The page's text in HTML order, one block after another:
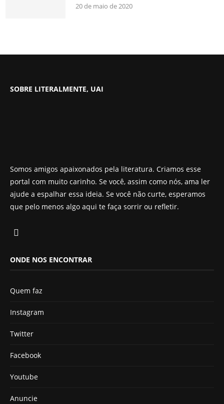
20 de maio de 2020
SOBRE LITERALMENTE, UAI
Somos amigos apaixonados pela literatura. Criamos esse
portal com muito carinho. Se você, assim como nós, ama ler
ajude a espalhar essa ideia. Se você não curte, esperamos
que pelo menos algo aqui te faça sorrir ou refletir.
ONDE NOS ENCONTRAR
Quem faz
Instagram
Twitter
Facebook
Youtube
Anuncie